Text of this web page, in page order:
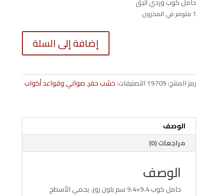
1 متوفر في المخزون
كمية
كوب
إضافة إلى السلة
رمز المنتج:19709التصنيفات:خشب حفر,صواني وقواعد أكواب
الوصف
مراجعات (0)
الوصف
حامل كوب 9.4×9.4 سم بلون روز، يحمي الأسطح